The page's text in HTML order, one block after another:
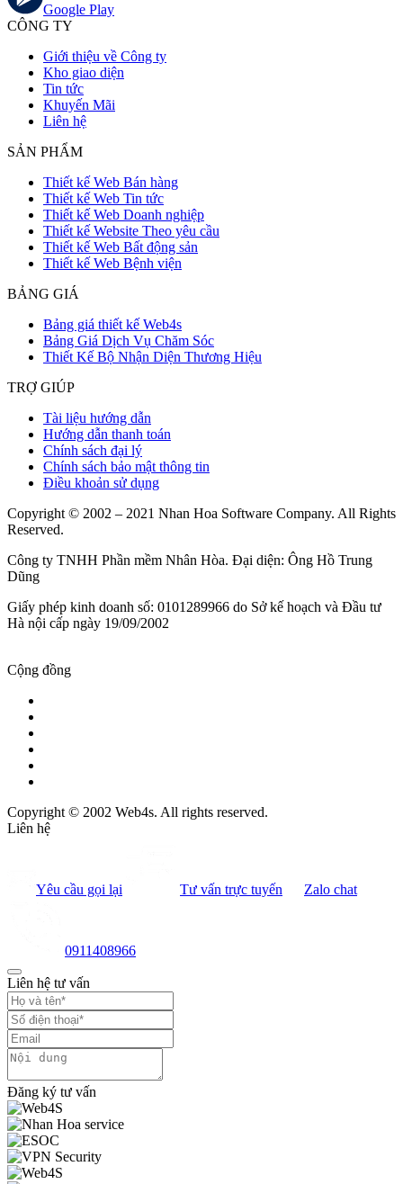
Google Play
CÔNG TY
Giới thiệu về Công ty
Kho giao diện
Tin tức
Khuyến Mãi
Liên hệ
SẢN PHẨM
Thiết kế Web Bán hàng
Thiết kế Web Tin tức
Thiết kế Web Doanh nghiệp
Thiết kế Website Theo yêu cầu
Thiết kế Web Bất động sản
Thiết kế Web Bệnh viện
BẢNG GIÁ
Bảng giá thiết kế Web4s
Bảng Giá Dịch Vụ Chăm Sóc
Thiết Kế Bộ Nhận Diện Thương Hiệu
TRỢ GIÚP
Tài liệu hướng dẫn
Hướng dẫn thanh toán
Chính sách đại lý
Chính sách bảo mật thông tin
Điều khoản sử dụng
Copyright © 2002 – 2021 Nhan Hoa Software Company. All Rights
Reserved.
Công ty TNHH Phần mềm Nhân Hòa. Đại diện: Ông Hồ Trung
Dũng
Giấy phép kinh doanh số: 0101289966 do Sở kế hoạch và Đầu tư
Hà nội cấp ngày 19/09/2002
Cộng đồng
Copyright © 2002 Web4s. All rights reserved.
Liên hệ
Yêu cầu gọi lại Tư vấn trực tuyến Zalo chat
0911408966
Liên hệ tư vấn
Đăng ký tư vấn